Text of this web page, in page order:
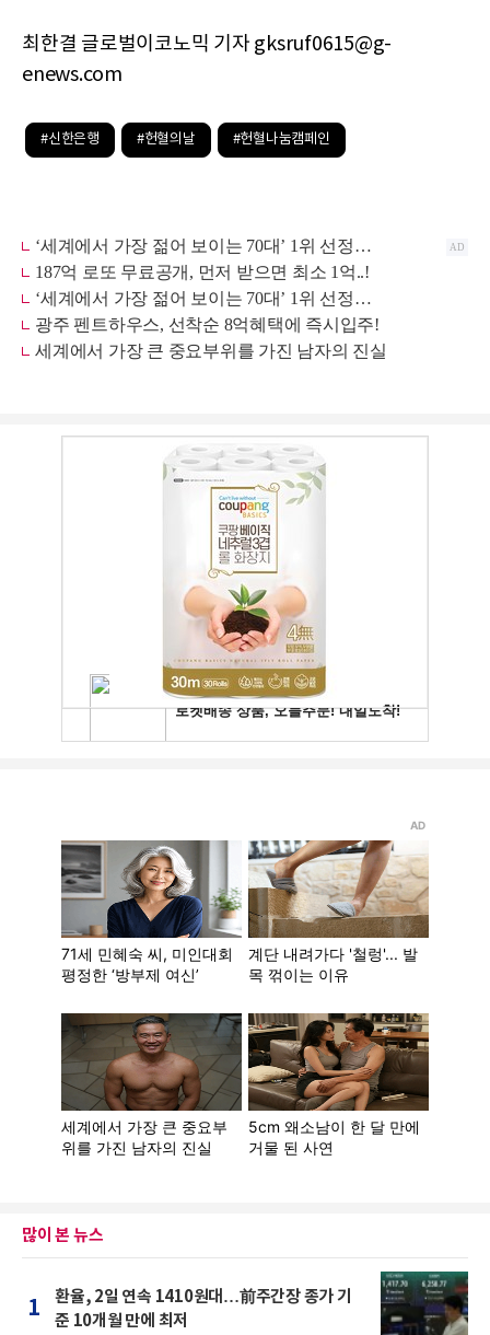
최한결 글로벌이코노믹 기자 gksruf0615@g-
enews.com
#신한은행 #헌혈의날 #헌혈나눔캠페인
많이 본 뉴스
1
환율, 2일 연속 1410원대…前주간장 종가 기
준 10개월 만에 최저